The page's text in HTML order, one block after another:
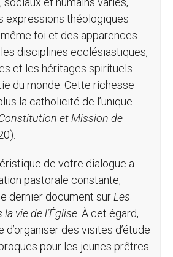
expressions théologiques
foi et des apparences
disciplines ecclésiastiques,
et les héritages spirituels
du monde. Cette richesse
la catholicité de l’unique
et Mission de
de votre dialogue a
pastorale constante,
dernier document sur Les
vie de l’Église . À cet égard,
d’organiser des visites d’étude
pour les jeunes prêtres